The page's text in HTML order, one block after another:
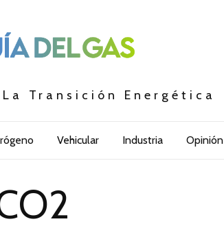
Transición Energética
Vehicular Industria Opinión